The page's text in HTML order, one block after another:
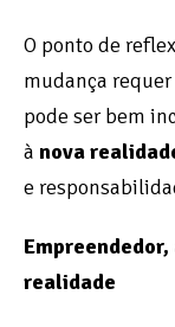
O ponto de
mudança
pode ser bem
à nova
e
realidade